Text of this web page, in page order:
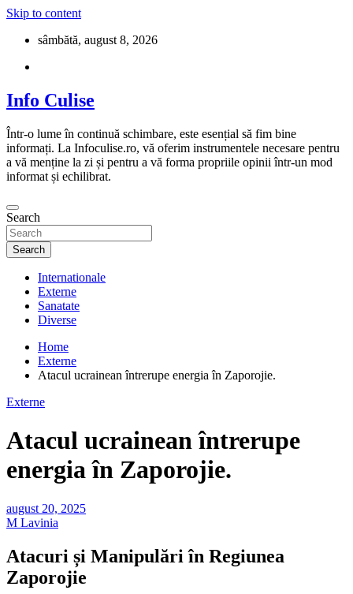
Skip to content
sâmbătă, august 8, 2026
Info Culise
Într-o lume în continuă schimbare, este esențial să fim bine
informați. La Infoculise.ro, vă oferim instrumentele necesare pentru
a vă menține la zi și pentru a vă forma propriile opinii într-un mod
informat și echilibrat.
Search
Search
Internationale
Externe
Sanatate
Diverse
Home
Externe
Atacul ucrainean întrerupe energia în Zaporojie.
Externe
Atacul ucrainean întrerupe
energia în Zaporojie.
august 20, 2025
M Lavinia
Atacuri și Manipulări în Regiunea
Zaporojie